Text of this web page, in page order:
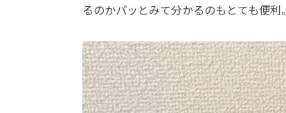
るのかパッとみて分かるのもとても便利。